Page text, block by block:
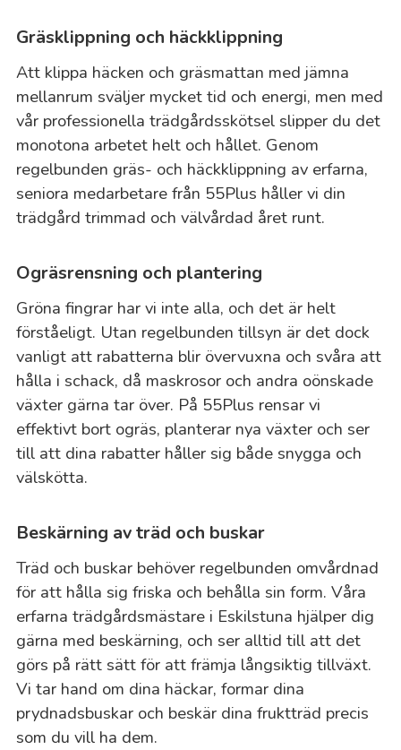
Gräsklippning och häckklippning
Att klippa häcken och gräsmattan med jämna
mellanrum sväljer mycket tid och energi, men med
vår professionella trädgårdsskötsel slipper du det
monotona arbetet helt och hållet. Genom
regelbunden gräs- och häckklippning av erfarna,
seniora medarbetare från 55Plus håller vi din
trädgård trimmad och välvårdad året runt.
Ogräsrensning och plantering
Gröna fingrar har vi inte alla, och det är helt
förståeligt. Utan regelbunden tillsyn är det dock
vanligt att rabatterna blir övervuxna och svåra att
hålla i schack, då maskrosor och andra oönskade
växter gärna tar över. På 55Plus rensar vi
effektivt bort ogräs, planterar nya växter och ser
till att dina rabatter håller sig både snygga och
välskötta.
Beskärning av träd och buskar
Träd och buskar behöver regelbunden omvårdnad
för att hålla sig friska och behålla sin form. Våra
erfarna trädgårdsmästare i Eskilstuna hjälper dig
gärna med beskärning, och ser alltid till att det
görs på rätt sätt för att främja långsiktig tillväxt.
Vi tar hand om dina häckar, formar dina
prydnadsbuskar och beskär dina fruktträd precis
som du vill ha dem.